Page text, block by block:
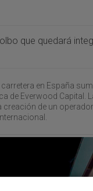
que quedará
en España
de Everwood Capital.
de un